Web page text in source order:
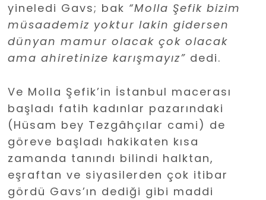
yineledi Gavs; bak “Molla Şefik bizim
müsaademiz yoktur lakin gidersen
dünyan mamur olacak çok olacak
ama ahiretinize karışmayız” dedi.
Ve Molla Şefik’in İstanbul macerası
başladı fatih kadınlar pazarındaki
(Hüsam bey Tezgâhçılar cami) de
göreve başladı hakikaten kısa
zamanda tanındı bilindi halktan,
eşraftan ve siyasilerden çok itibar
gördü Gavs’ın dediği gibi maddi